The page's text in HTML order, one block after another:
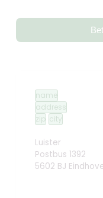
name
address
zip city
Luister
Postbus 1392
5602 BJ